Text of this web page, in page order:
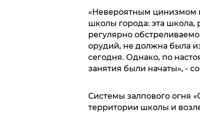
«Невероятным цинизмом
школы города: эта школа,
регулярно
орудий, не должна была
сегодня. Однако, по
занятия были начаты», -
Системы залпового огня
территории школы и